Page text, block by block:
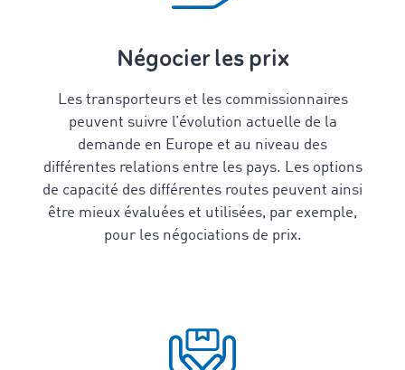
Négocier les prix
Les transporteurs et les commissionnaires
peuvent suivre l’évolution actuelle de la
demande en Europe et au niveau des
différentes relations entre les pays. Les options
de capacité des différentes routes peuvent ainsi
être mieux évaluées et utilisées, par exemple,
pour les négociations de prix.